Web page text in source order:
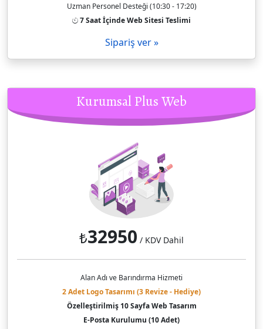
Uzman Personel Desteği (10:30 - 17:20)
7 Saat İçinde Web Sitesi Teslimi
Sipariş ver »
Kurumsal Plus Web
₺32950 / KDV Dahil
Alan Adı ve Barındırma Hizmeti
2 Adet Logo Tasarımı (3 Revize - Hediye)
Özelleştirilmiş 10 Sayfa Web Tasarım
E-Posta Kurulumu (10 Adet)